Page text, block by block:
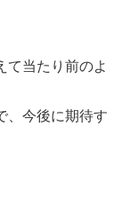
て当たり前のよ
、今後に期待す